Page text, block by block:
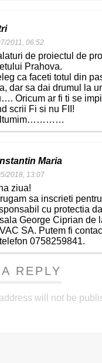
2011, 06:52
de proiectul de
Prahova.
ca faceti totul din
dar sa dai drumul la
Oricum ar fi ti se
scrii Fi si nu FII!
Maria
2018, 13:07
ziua!
sa inscrieti
cu protectia
George Ciprian de
SA. Putem fi
0758259841.
REPLY
will not be